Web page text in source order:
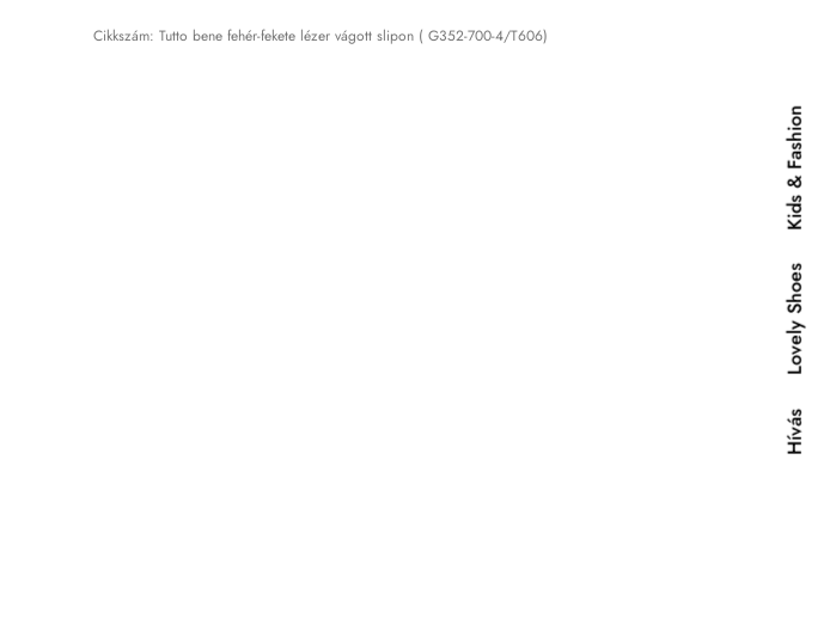
Tutto bene fehér-fekete lézer vágott slipon ( G352-700-4/T606)
Hívás
Lovely Shoes
Kids & Fashion